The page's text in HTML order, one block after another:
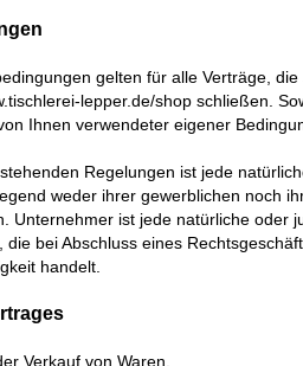
gelten für alle Verträge,
lepper.de/shop schließen.
Ihnen verwendeter eigener
Regelungen ist jede
weder ihrer gewerblichen noch
Unternehmer ist jede natürliche oder
bei Abschluss eines
handelt.
Verkauf von Waren